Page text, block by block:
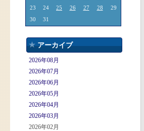
23
24 25 26 27 28
29
30
31
アーカイブ
2026年08月
2026年07月
2026年06月
2026年05月
2026年04月
2026年03月
2026年02月